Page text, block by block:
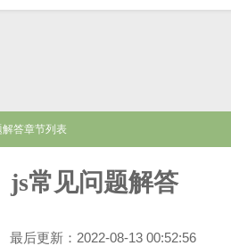
答章节列表
js常见问题解答
最后更新：2022-08-13 00:52:56